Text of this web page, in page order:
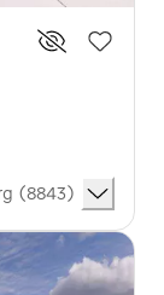
(8843)